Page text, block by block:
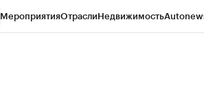
МероприятияОтраслиНедвижимость